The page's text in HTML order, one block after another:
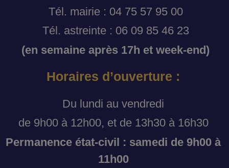
Tél. mairie : 04 75 57 95 00
Tél. astreinte : 06 09 85 46 23
(en semaine après 17h et week-end)
Horaires d’ouverture :
Du lundi au vendredi
de 9h00 à 12h00, et de 13h30 à 16h30
Permanence état-civil : samedi de 9h00 à
11h00